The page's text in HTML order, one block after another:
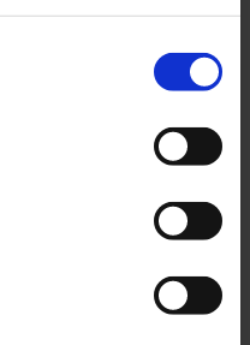
KFMU509CC
CPS